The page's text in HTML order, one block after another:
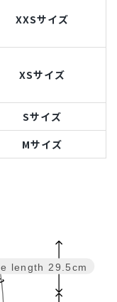
XXSサイズ
XSサイズ
Sサイズ
Mサイズ
length 29.5cm